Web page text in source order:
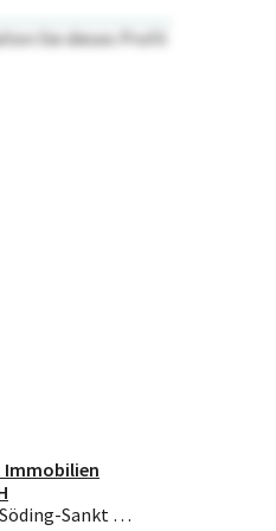
Sie dieses Profil
Immobilien
8561 Söding-Sankt Johann